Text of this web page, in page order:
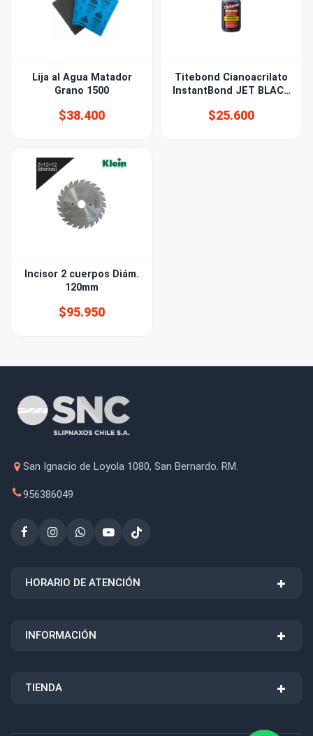
Lija al Agua Matador
Grano 1500
$38.400
Titebond Cianoacrilato
InstantBond JET BLACK
$25.600
Incisor 2 cuerpos Diám.
120mm
$95.950
San Ignacio de Loyola 1080, San Bernardo. RM.
956386049
HORARIO DE ATENCIÓN
INFORMACIÓN
TIENDA